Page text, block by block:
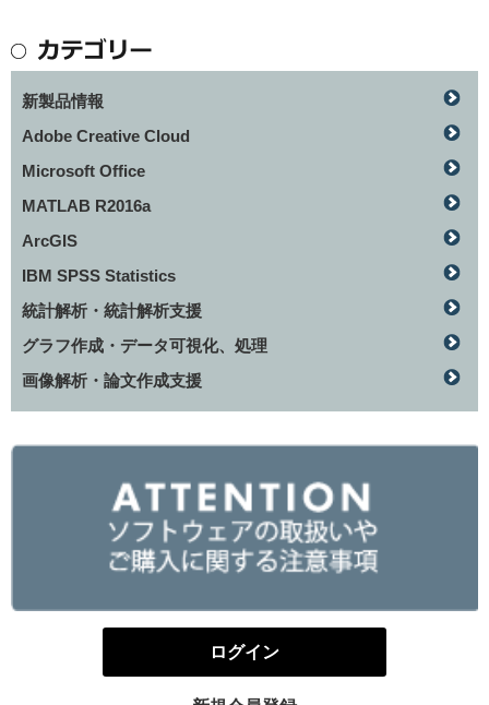
新製品情報
Adobe Creative Cloud
Microsoft Office
MATLAB R2016a
ArcGIS
IBM SPSS Statistics
統計解析・統計解析支援
グラフ作成・データ可視化、処理
画像解析・論文作成支援
ログイン